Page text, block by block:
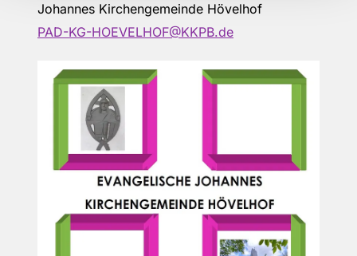
Johannes Kirchengemeinde Hövelhof
PAD-KG-HOEVELHOF@KKPB.de